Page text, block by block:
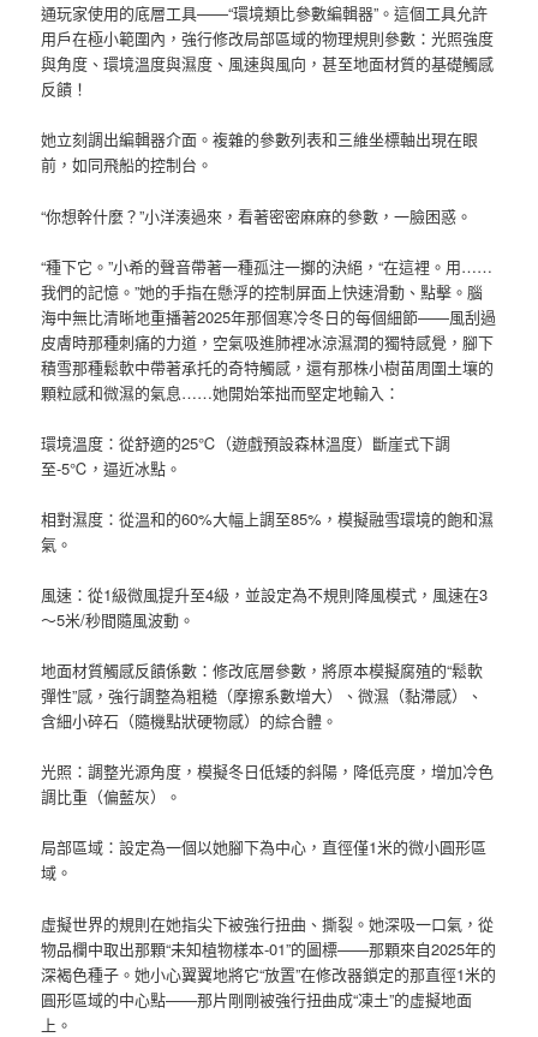
通玩家使用的底層工具——“環境類比參數編輯器”。這個工具允許
用戶在極小範圍內，強行修改局部區域的物理規則參數：光照強度
與角度、環境溫度與濕度、風速與風向，甚至地面材質的基礎觸感
反饋！
她立刻調出編輯器介面。複雜的參數列表和三維坐標軸出現在眼
前，如同飛船的控制台。
“你想幹什麼？”小洋湊過來，看著密密麻麻的參數，一臉困惑。
“種下它。”小希的聲音帶著一種孤注一擲的決絕，“在這裡。用……
我們的記憶。”她的手指在懸浮的控制屏面上快速滑動、點擊。腦
海中無比清晰地重播著2025年那個寒冷冬日的每個細節——風刮過
皮膚時那種刺痛的力道，空氣吸進肺裡冰涼濕潤的獨特感覺，腳下
積雪那種鬆軟中帶著承托的奇特觸感，還有那株小樹苗周圍土壤的
顆粒感和微濕的氣息……她開始笨拙而堅定地輸入：
環境溫度：從舒適的25℃（遊戲預設森林溫度）斷崖式下調
至-5℃，逼近冰點。
相對濕度：從溫和的60%大幅上調至85%，模擬融雪環境的飽和濕
氣。
風速：從1級微風提升至4級，並設定為不規則降風模式，風速在3
～5米/秒間隨風波動。
地面材質觸感反饋係數：修改底層參數，將原本模擬腐殖的“鬆軟
彈性”感，強行調整為粗糙（摩擦系數增大）、微濕（黏滯感）、
含細小碎石（隨機點狀硬物感）的綜合體。
光照：調整光源角度，模擬冬日低矮的斜陽，降低亮度，增加冷色
調比重（偏藍灰）。
局部區域：設定為一個以她腳下為中心，直徑僅1米的微小圓形區
域。
虛擬世界的規則在她指尖下被強行扭曲、撕裂。她深吸一口氣，從
物品欄中取出那顆“未知植物樣本-01”的圖標——那顆來自2025年的
深褐色種子。她小心翼翼地將它“放置”在修改器鎖定的那直徑1米的
圓形區域的中心點——那片剛剛被強行扭曲成“凍土”的虛擬地面
上。